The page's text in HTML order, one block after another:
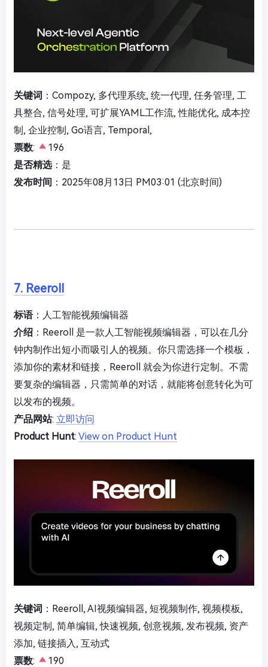
关键词 ：Compozy, 多代理系统, 统一代理, 任务管理, 工
具整合, 信号处理, 可扩展YAML工作流, 性能优化, 成本控
制, 企业控制, Go语言, Temporal,
票数:
196
是否精选：是
发布时间 ：2025年08月13日 PM03:01 (北京时间)
7. Reeroll
标语：人工智能视频编辑器
介绍 ：Reeroll 是一款人工智能视频编辑器，可以在几分
钟内制作出短小而吸引人的视频。你只需选择一个模板，
添加你的素材和链接，Reeroll 就会为你进行定制。不需
要复杂的编辑器，只需简单的对话，就能将创意转化为可
以发布的视频。
产品网站: 立即访问
Product Hunt: View on Product Hunt
关键词 ：Reeroll, AI视频编辑器, 短视频制作, 视频模板,
视频定制, 简单编辑, 快速视频, 创意视频, 发布视频, 资产
添加, 链接插入, 互动式
票数:
190